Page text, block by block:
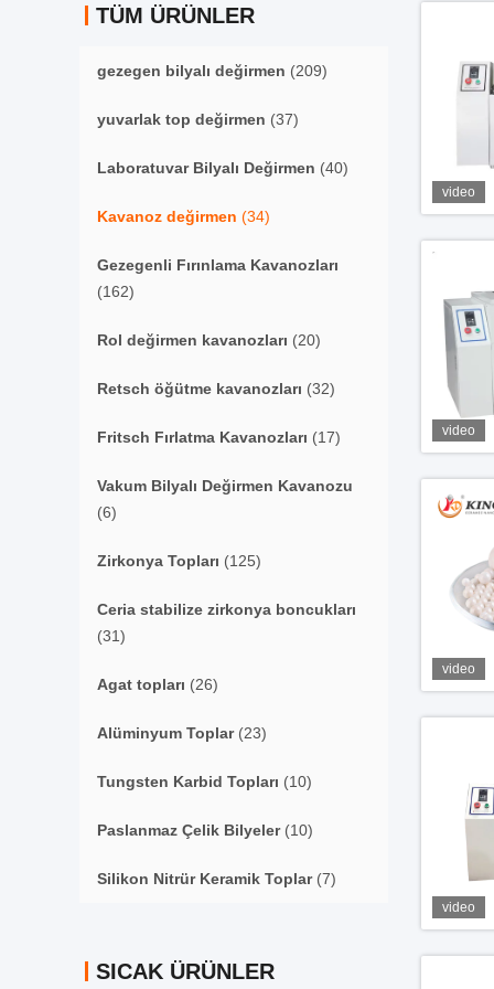
TÜM ÜRÜNLER
gezegen bilyalı değirmen (209)
yuvarlak top değirmen (37)
Laboratuvar Bilyalı Değirmen (40)
Kavanoz değirmen (34)
Gezegenli Fırınlama Kavanozları
(162)
Rol değirmen kavanozları (20)
Retsch öğütme kavanozları (32)
Fritsch Fırlatma Kavanozları (17)
Vakum Bilyalı Değirmen Kavanozu
(6)
Zirkonya Topları (125)
Ceria stabilize zirkonya boncukları
(31)
Agat topları (26)
Alüminyum Toplar(23)
Tungsten Karbid Topları (10)
Paslanmaz Çelik Bilyeler(10)
Silikon Nitrür Keramik Toplar(7)
SICAK ÜRÜNLER
video
video
video
video